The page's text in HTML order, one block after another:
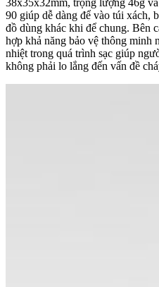
90 giúp dễ dàng để vào túi xách,
đồ dùng khác khi để chung. Bên
hợp khả năng bảo vệ thông minh
nhiệt trong quá trình sạc giúp
không phải lo lắng đến vấn đề